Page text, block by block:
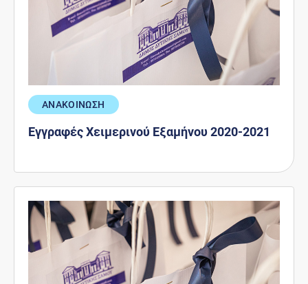
ΑΝΑΚΟΙΝΩΣΗ
Εγγραφές Χειμερινού Εξαμήνου 2020-2021